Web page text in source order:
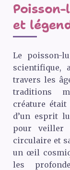
et
Le poisson-
scientifique,
travers les
traditions
créature était
d’un esprit
pour veiller
circulaire et
un œil
les